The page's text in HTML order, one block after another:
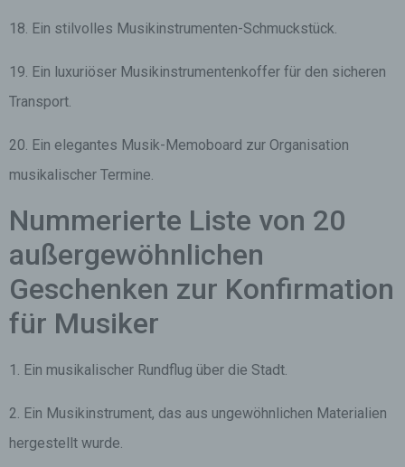
18. Ein stilvolles Musikinstrumenten-Schmuckstück.
19. Ein luxuriöser Musikinstrumentenkoffer für den sicheren
Transport.
20. Ein elegantes Musik-Memoboard zur Organisation
musikalischer Termine.
Nummerierte Liste von 20
außergewöhnlichen
Geschenken zur Konfirmation
für Musiker
1. Ein musikalischer Rundflug über die Stadt.
2. Ein Musikinstrument, das aus ungewöhnlichen Materialien
hergestellt wurde.